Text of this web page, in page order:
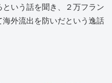
いう話を聞き、２万フラン
外流出を防いだという逸話